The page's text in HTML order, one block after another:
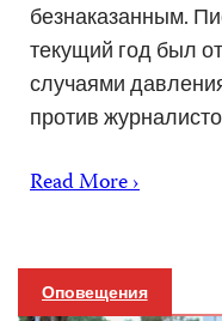
безнаказанным.
текущий год был
случаями
против
Read More ›
Оповещения